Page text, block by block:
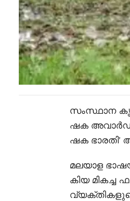
സംസ്ഥാന
ഷക
ഷക ഭാരതി'
മലയാള
കിയ മികച്ച